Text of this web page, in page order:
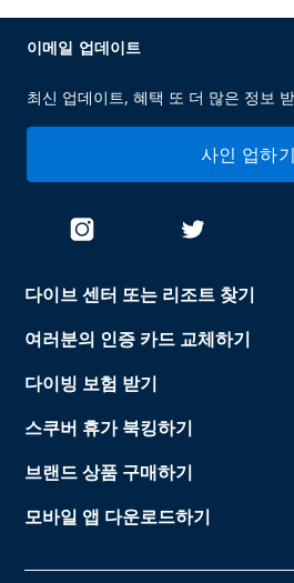
다이브 센터 또는 리조트 찾기
여러분의 인증 카드 교체하기
다이빙 보험 받기
스쿠버 휴가 북킹하기
브랜드 상품 구매하기
모바일 앱 다운로드하기
이메일 업데이트
최신 업데이트, 혜택 또 더 많은 정보
사인 업하기